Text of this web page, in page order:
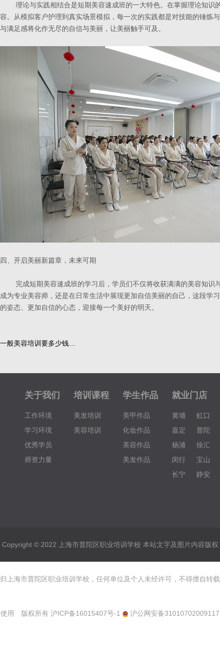
理论与实践相结合是短期美容速成班的一大特色。在掌握理论知识
容。从模拟客户护理到真实场景模拟，每一次的实践都是对技能的锤炼
与满足感将化作无尽的自信与美丽，让美丽触手可及。
四、开启美丽新篇章，未来可期
完成短期美容速成班的学习后，学员们不仅将收获满满的美容知识
成为专业美容师，还是在日常生活中展现更加自信美丽的自己，这段学
的姿态、更加自信的心态，迎接每一个美好的明天。
一般美容培训要多少钱…
关于我们
工作环境
学习环境
优秀学员
师资力量
培训课程
美发培训
美容培训
学生作品
美甲作品
化妆作品
美容作品
美发作品
就业门店
黄埔
虹口
嘉定
普陀
杨浦
徐汇
闵行
宝山
长宁
静安
Copyright © 2022 上海市普陀区职业培训学校 本站文字及图片内容版权
归上海市普陀区职业培训学校，任何单位及个人未经许可，不得擅自转载
使用 版权所有 沪ICP备16015407号-1 沪公网安备31010702009117